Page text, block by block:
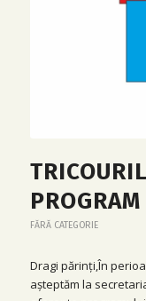
FĂRĂ CATEGORIE
Dragi părinți,În
așteptăm la